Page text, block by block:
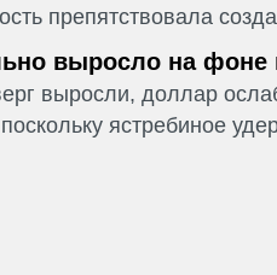
препятствовала
выросло на фоне
выросли, доллар
ястребиное